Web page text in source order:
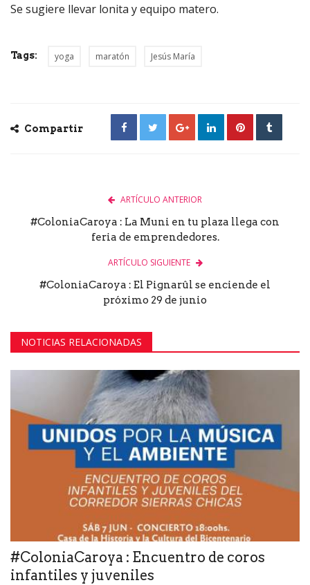
Se sugiere llevar lonita y equipo matero.
Tags: yoga maratón Jesús María
Compartir
ARTÍCULO ANTERIOR
#ColoniaCaroya : La Muni en tu plaza llega con
feria de emprendedores.
ARTÍCULO SIGUIENTE
#ColoniaCaroya : El Pignarûl se enciende el
próximo 29 de junio
NOTICIAS RELACIONADAS
#ColoniaCaroya : Encuentro de coros
infantiles y juveniles